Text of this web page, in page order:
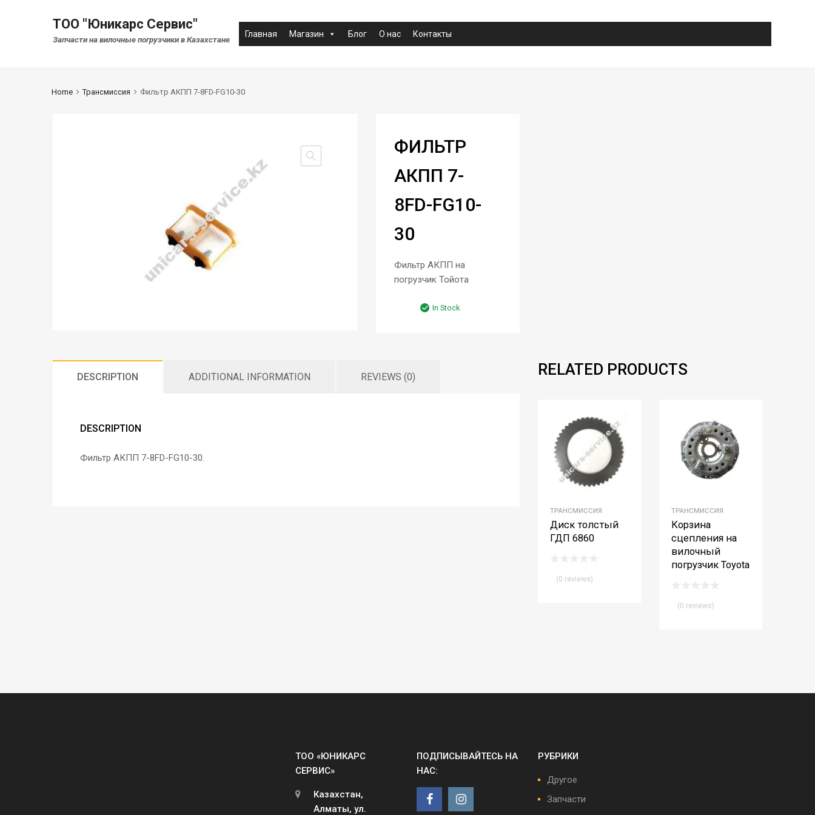
ТОО "Юникарс Сервис"
Запчасти на вилочные погрузчики в Казахстане
Главная Магазин Блог О нас Контакты
Home Трансмиссия Фильтр АКПП 7-8FD-FG10-30
ФИЛЬТР
АКПП 7-
8FD-FG10-
30
Фильтр АКПП на
погрузчик Тойота
In Stock
DESCRIPTION ADDITIONAL INFORMATION REVIEWS (0)
DESCRIPTION
Фильтр АКПП 7-8FD-FG10-30.
RELATED PRODUCTS
ТРАНСМИССИЯ
Диск толстый
ГДП 6860
(0 reviews)
ТРАНСМИССИЯ
Корзина
сцепления на
вилочный
погрузчик Toyota
(0 reviews)
ТОО «ЮНИКАРС
СЕРВИС»
Казахстан,
Алматы, ул.
ПОДПИСЫВАЙТЕСЬ НА
НАС:
РУБРИКИ
Другое
Запчасти